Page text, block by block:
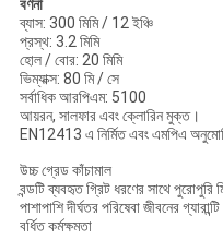
বর্ণনা
ব্যাস: 300 মিমি / 12 ইঞ্চি
প্রস্থ: 3.2 মিমি
হোল / বোর: 20 মিমি
ভিম্যাক্স: 80 মি / সে
সর্বাধিক আরপিএম: 5100
আয়রন, সালফার এবং ক্লোরিন মুক্ত।
EN12413 এ নির্মিত এবং এমপিএ
উচ্চ গ্রেড কাঁচামাল
বন্ডটি ব্যবহৃত গ্রিট ধরণের সাথে
পাশাপাশি দীর্ঘতর পরিষেবা জীবনের
বর্ধিত কর্মক্ষমতা